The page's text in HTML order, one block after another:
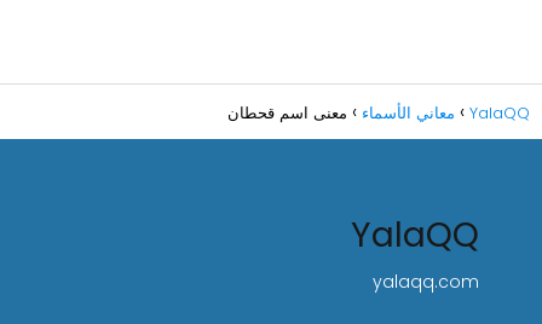
YalaQQ معاني الأسماء معنى اسم قحطان
YalaQQ
yalaqq.com